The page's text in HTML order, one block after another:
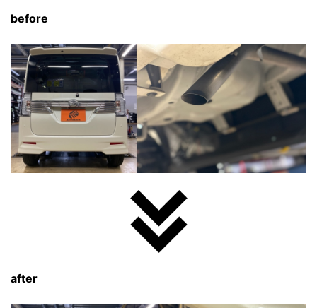
before
after